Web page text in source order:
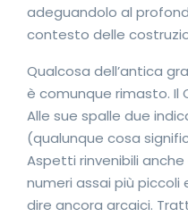
adeguandolo al
contesto delle
Qualcosa dell’antica
è comunque rimasto. Il
Alle sue spalle due
(qualunque cosa
Aspetti rinvenibili anche
numeri assai più
dire ancora arcaici.